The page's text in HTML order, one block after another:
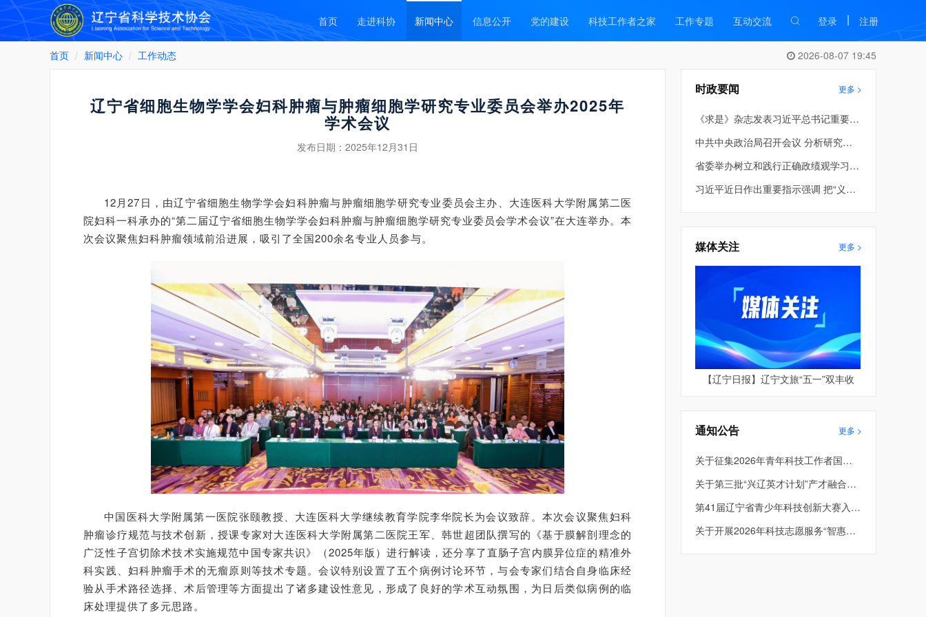
首页 走进科协 新闻中心 信息公开 党的建设 科技工作者之家 工作专题 互动交流 登录 | 注册
首页 新闻中心 工作动态 2026-08-07 19:45
辽宁省细胞生物学学会妇科肿瘤与肿瘤细胞学研究专业委员会举办2025年
学术会议
发布日期： 2025年12月31日
12月27日，由辽宁省细胞生物学学会妇科肿瘤与肿瘤细胞学研究专业委员会主办、大连医科大学附属第二医
院妇科一科承办的“第二届辽宁省细胞生物学学会妇科肿瘤与肿瘤细胞学研究专业委员会学术会议”在大连举办。本
次会议聚焦妇科肿瘤领域前沿进展，吸引了全国200余名专业人员参与。
中国医科大学附属第一医院张颐教授、大连医科大学继续教育学院李华院长为会议致辞。本次会议聚焦妇科
肿瘤诊疗规范与技术创新，授课专家对大连医科大学附属第二医院王军、韩世超团队撰写的《基于膜解剖理念的
广泛性子宫切除术技术实施规范中国专家共识》（2025年版）进行解读，还分享了直肠子宫内膜异位症的精准外
科实践、妇科肿瘤手术的无瘤原则等技术专题。会议特别设置了五个病例讨论环节，与会专家们结合自身临床经
验从手术路径选择、术后管理等方面提出了诸多建设性意见，形成了良好的学术互动氛围，为日后类似病例的临
床处理提供了多元思路。
时政要闻 更多 >
《求是》杂志发表习近平总书记重要文章《在省部级主要领导干部学习贯彻党的二十届四中全会精神专题研讨班上的讲话》
中共中央政治局召开会议 分析研究当前经济形势和经济工作 中共中央总书记习近平主持会议
省委举办树立和践行正确政绩观学习教育第2期读书班暨省委理论学习中心组专题学习会 车俊到会指导 许昆林主持并讲话
习近平近日作出重要指示强调 把“义乌发展经验”进一步总结好运用好 探索走出符合各自实际的高质量发展之路
媒体关注 更多 >
【辽宁日报】辽宁文旅“五一”双丰收
通知公告 更多 >
关于征集2026年青年科技工作者国际和港澳台学术交流资助项目的通知
关于第三批“兴辽英才计划”产才融合平台项目评审结果的公示
第41届辽宁省青少年科技创新大赛入围终评项目公示
关于开展2026年科技志愿服务“智惠行动” 项目申报的通知